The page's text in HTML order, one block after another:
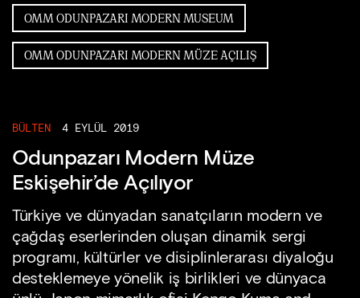
OMM ODUNPAZARI MODERN MUSEUM
OMM ODUNPAZARI MODERN MÜZE AÇILIŞ
BÜLTEN 4 EYLÜL 2019
Odunpazarı Modern Müze
Eskişehir’de Açılıyor
Türkiye ve dünyadan sanatçıların modern ve
çağdaş eserlerinden oluşan dinamik sergi
programı, kültürler ve disiplinlerarası diyaloğu
desteklemeye yönelik iş birlikleri ve dünyaca